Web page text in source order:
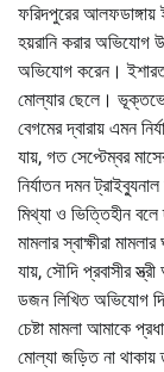
ফরিদপুরের আলফডাঙ্গায়
হয়রানি করার অভিযোগ
অভিযোগ করেন। ইশারত
মোল্যার ছেলে।
বেগমের দ্বারায় এমন
যায়, গত সেপ্টেম্বর
নির্যাতন দমন
মিথ্যা ও ভিত্তিহীন
মামলার স্বাক্ষীরা
যায়, সৌদি প্রবাসীর
ডজন লিখিত অভিযোগ
চেষ্টা মামলা আমাকে
মোল্যা জড়িত না থাকায়